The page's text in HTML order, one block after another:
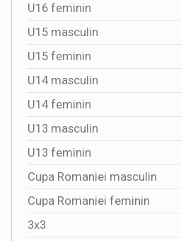
U16 feminin
U15 masculin
U15 feminin
U14 masculin
U14 feminin
U13 masculin
U13 feminin
Cupa Romaniei masculin
Cupa Romaniei feminin
3x3